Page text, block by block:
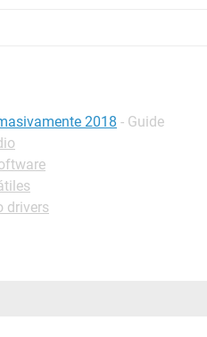
2018 - Guide
drivers